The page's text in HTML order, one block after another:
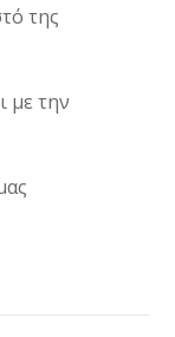
της
με την